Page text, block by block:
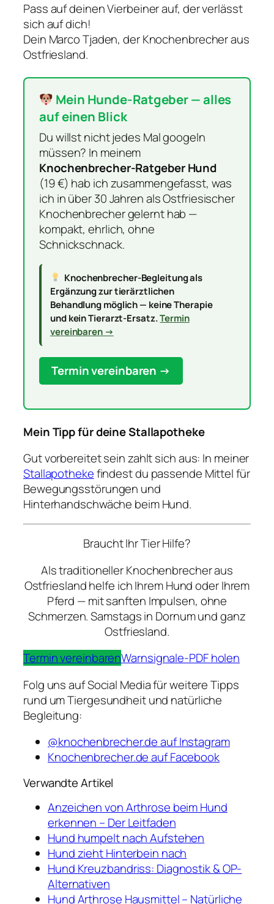
Pass auf deinen Vierbeiner auf, der verlässt
sich auf dich!
Dein Marco Tjaden, der Knochenbrecher aus
Ostfriesland.
Mein Hunde-Ratgeber — alles
auf einen Blick
Du willst nicht jedes Mal googeln
müssen? In meinem
Knochenbrecher-Ratgeber Hund
(19 €) hab ich zusammengefasst, was
ich in über 30 Jahren als Ostfriesischer
Knochenbrecher gelernt hab —
kompakt, ehrlich, ohne
Schnickschnack.
Knochenbrecher-Begleitung als
Ergänzung zur tierärztlichen
Behandlung möglich — keine Therapie
und kein Tierarzt-Ersatz.Termin
vereinbaren →
Termin vereinbaren →
Mein Tipp für deine Stallapotheke
Gut vorbereitet sein zahlt sich aus: In meiner
Stallapothekefindest du passende Mittel für
Bewegungsstörungen und
Hinterhandschwäche beim Hund.
Braucht Ihr Tier Hilfe?
Als traditioneller Knochenbrecher aus
Ostfriesland helfe ich Ihrem Hund oder Ihrem
Pferd — mit sanften Impulsen, ohne
Schmerzen. Samstags in Dornum und ganz
Ostfriesland.
Termin vereinbarenWarnsignale-PDF holen
Folg uns auf Social Media für weitere Tipps
rund um Tiergesundheit und natürliche
Begleitung:
@knochenbrecher.de auf Instagram
Knochenbrecher.de auf Facebook
Verwandte Artikel
Anzeichen von Arthrose beim Hund
erkennen – Der Leitfaden
Hund humpelt nach Aufstehen
Hund zieht Hinterbein nach
Hund Kreuzbandriss: Diagnostik & OP-
Alternativen
Hund Arthrose Hausmittel – Natürliche